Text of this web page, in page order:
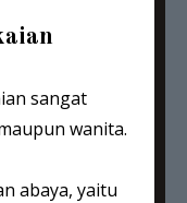
sangat
wanita.
abaya, yaitu